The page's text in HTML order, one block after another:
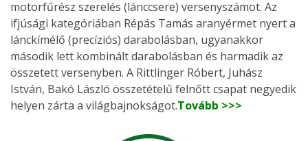
motorfűrész szerelés (lánccsere) versenyszámot. Az
ifjúsági kategóriában Répás Tamás aranyérmet nyert a
lánckímélő (precíziós) darabolásban, ugyanakkor
második lett kombinált darabolásban és harmadik az
összetett versenyben. A Rittlinger Róbert, Juhász
István, Bakó László összetételű felnőtt csapat negyedik
helyen zárta a világbajnokságot.Tovább >>>